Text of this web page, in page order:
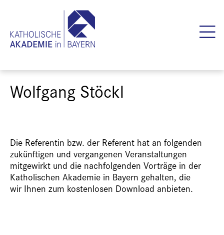
Wolfgang Stöckl
Die Referentin bzw. der Referent hat an folgenden
zukünftigen und vergangenen Veranstaltungen
mitgewirkt und die nachfolgenden Vorträge in der
Katholischen Akademie in Bayern gehalten, die
wir Ihnen zum kostenlosen Download anbieten.